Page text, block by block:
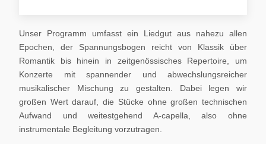
Unser Programm umfasst ein Liedgut aus nahezu allen
Epochen, der Spannungsbogen reicht von Klassik über
Romantik bis hinein in zeitgenössisches Repertoire, um
Konzerte mit spannender und abwechslungsreicher
musikalischer Mischung zu gestalten. Dabei legen wir
großen Wert darauf, die Stücke ohne großen technischen
Aufwand und weitestgehend A-capella, also ohne
instrumentale Begleitung vorzutragen.